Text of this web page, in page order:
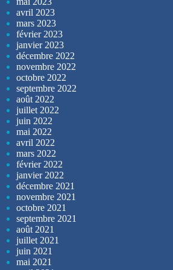
avril 2023
mars 2023
février 2023
janvier 2023
décembre 2022
novembre 2022
octobre 2022
septembre 2022
août 2022
juillet 2022
juin 2022
mai 2022
avril 2022
mars 2022
février 2022
janvier 2022
décembre 2021
novembre 2021
octobre 2021
septembre 2021
août 2021
juillet 2021
juin 2021
mai 2021